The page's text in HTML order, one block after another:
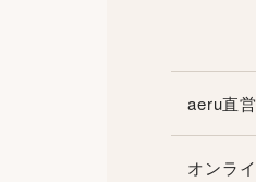
aeru直
オンラ